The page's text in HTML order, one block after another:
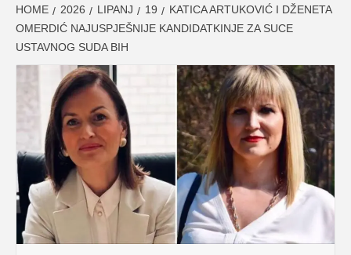
HOME 2026 LIPANJ 19
KATICA ARTUKOVIĆ I DŽENETA
OMERDIĆ NAJUSPJEŠNIJE KANDIDATKINJE ZA SUCE
USTAVNOG SUDA BIH